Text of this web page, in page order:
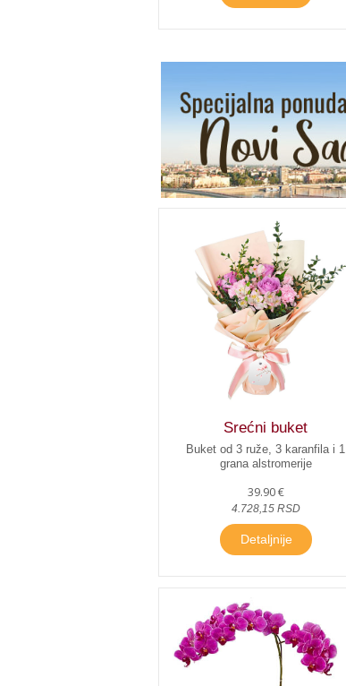
Srećni buket
Buket od 3 ruže, 3 karanfila i 1
grana alstromerije
39.90 €
4.728,15 RSD
Detaljnije